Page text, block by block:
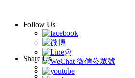
Follow Us
Share Us